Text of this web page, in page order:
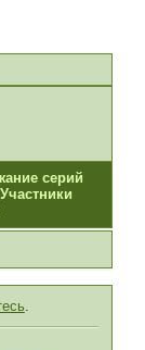
серий
Участники
.